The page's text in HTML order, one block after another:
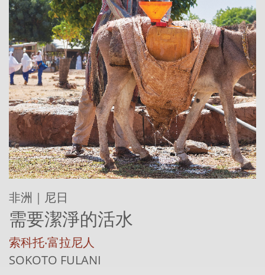
非洲｜尼日
需要潔淨的活水
索科托‧富拉尼人
SOKOTO FULANI